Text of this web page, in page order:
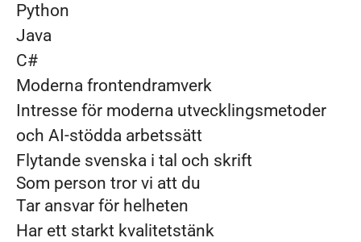
Python
Java
C#
Moderna frontendramverk
Intresse för moderna utvecklingsmetoder
och AI-stödda arbetssätt
Flytande svenska i tal och skrift
Som person tror vi att du
Tar ansvar för helheten
Har ett starkt kvalitetstänk